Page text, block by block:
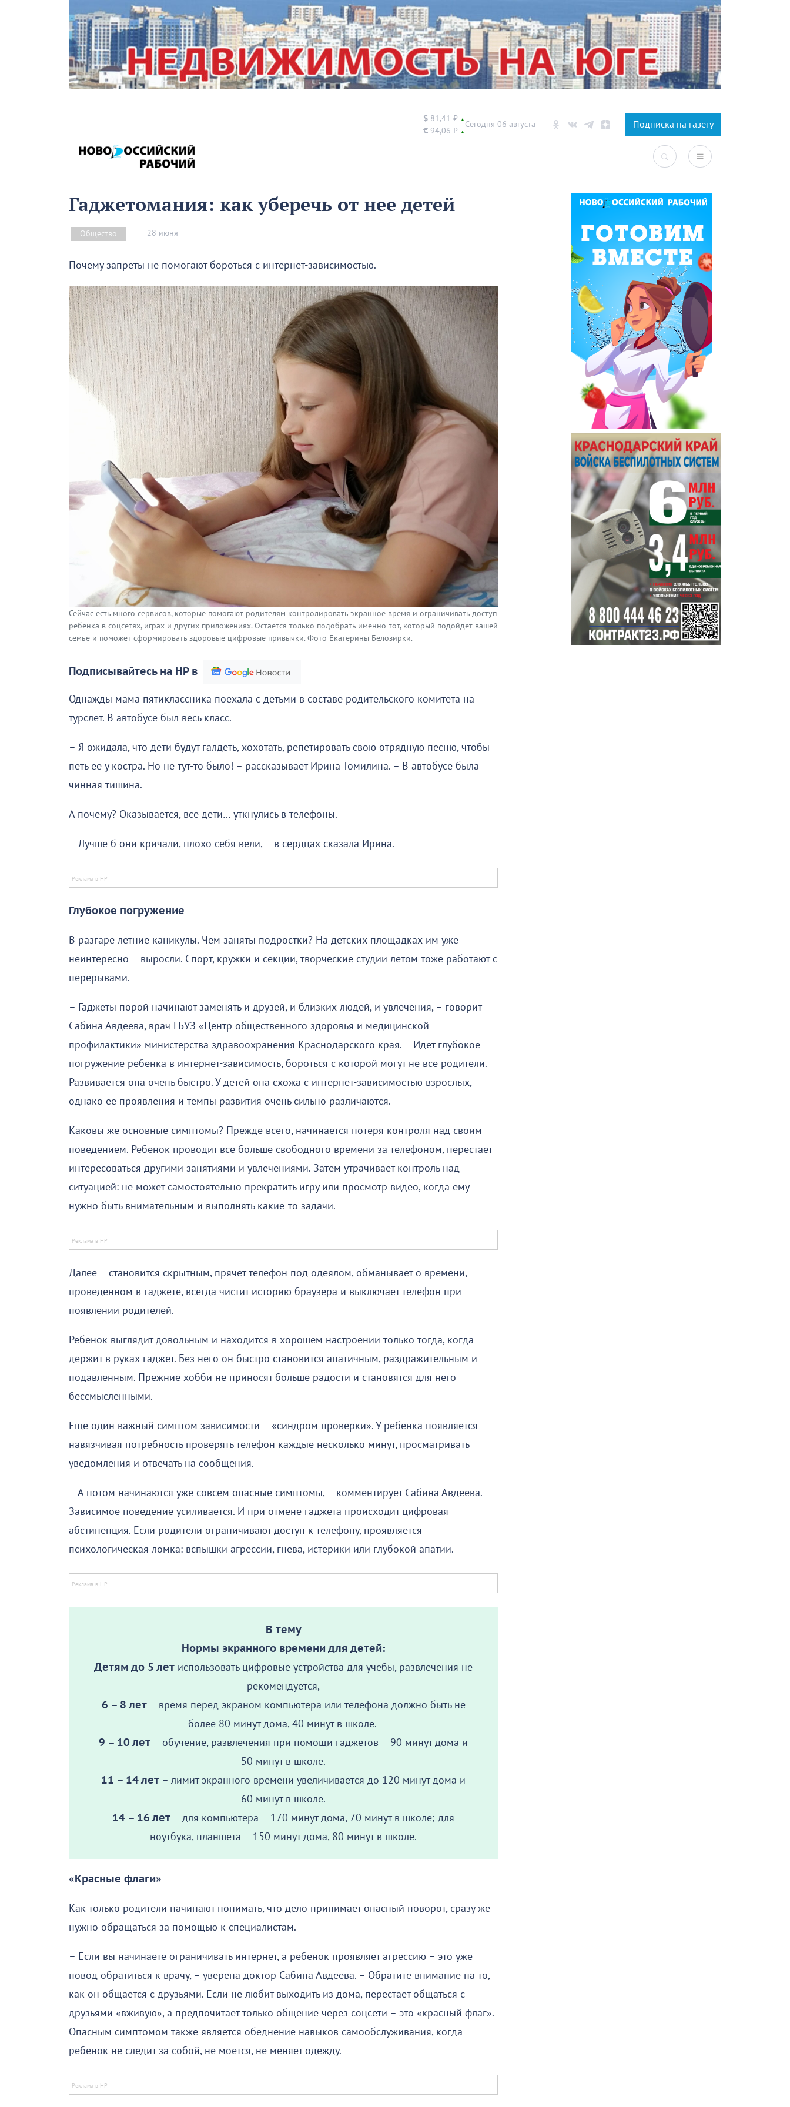
$ 81,41 ₽ ▲
€ 94,06 ₽ ▲
Сегодня 06 августа Подписка на газету
Гаджетомания: как уберечь от нее детей
Общество 28 июня
Почему запреты не помогают бороться с интернет-зависимостью.
Сейчас есть много сервисов, которые помогают родителям контролировать экранное время и ограничивать доступ
ребенка в соцсетях, играх и других приложениях. Остается только подобрать именно тот, который подойдет вашей
семье и поможет сформировать здоровые цифровые привычки. Фото Екатерины Белозирки.
Подписывайтесь на НР в
Однажды мама пятиклассника поехала с детьми в составе родительского комитета на
турслет. В автобусе был весь класс.
– Я ожидала, что дети будут галдеть, хохотать, репетировать свою отрядную песню, чтобы
петь ее у костра. Но не тут-то было! – рассказывает Ирина Томилина. – В автобусе была
чинная тишина.
А почему? Оказывается, все дети… уткнулись в телефоны.
– Лучше б они кричали, плохо себя вели, – в сердцах сказала Ирина.
Глубокое погружение
В разгаре летние каникулы. Чем заняты подростки? На детских площадках им уже
неинтересно – выросли. Спорт, кружки и секции, творческие студии летом тоже работают с
перерывами.
– Гаджеты порой начинают заменять и друзей, и близких людей, и увлечения, – говорит
Сабина Авдеева, врач ГБУЗ «Центр общественного здоровья и медицинской
профилактики» министерства здравоохранения Краснодарского края. – Идет глубокое
погружение ребенка в интернет-зависимость, бороться с которой могут не все родители.
Развивается она очень быстро. У детей она схожа с интернет-зависимостью взрослых,
однако ее проявления и темпы развития очень сильно различаются.
Каковы же основные симптомы? Прежде всего, начинается потеря контроля над своим
поведением. Ребенок проводит все больше свободного времени за телефоном, перестает
интересоваться другими занятиями и увлечениями. Затем утрачивает контроль над
ситуацией: не может самостоятельно прекратить игру или просмотр видео, когда ему
нужно быть внимательным и выполнять какие-то задачи.
Далее – становится скрытным, прячет телефон под одеялом, обманывает о времени,
проведенном в гаджете, всегда чистит историю браузера и выключает телефон при
появлении родителей.
Ребенок выглядит довольным и находится в хорошем настроении только тогда, когда
держит в руках гаджет. Без него он быстро становится апатичным, раздражительным и
подавленным. Прежние хобби не приносят больше радости и становятся для него
бессмысленными.
Еще один важный симптом зависимости – «синдром проверки». У ребенка появляется
навязчивая потребность проверять телефон каждые несколько минут, просматривать
уведомления и отвечать на сообщения.
– А потом начинаются уже совсем опасные симптомы, – комментирует Сабина Авдеева. –
Зависимое поведение усиливается. И при отмене гаджета происходит цифровая
абстиненция. Если родители ограничивают доступ к телефону, проявляется
психологическая ломка: вспышки агрессии, гнева, истерики или глубокой апатии.
В тему
Нормы экранного времени для детей:
Детям до 5 лет использовать цифровые устройства для учебы, развлечения не
рекомендуется,
6 – 8 лет – время перед экраном компьютера или телефона должно быть не
более 80 минут дома, 40 минут в школе.
9 – 10 лет – обучение, развлечения при помощи гаджетов – 90 минут дома и
50 минут в школе.
11 – 14 лет – лимит экранного времени увеличивается до 120 минут дома и
60 минут в школе.
14 – 16 лет – для компьютера – 170 минут дома, 70 минут в школе; для
ноутбука, планшета – 150 минут дома, 80 минут в школе.
«Красные флаги»
Как только родители начинают понимать, что дело принимает опасный поворот, сразу же
нужно обращаться за помощью к специалистам.
– Если вы начинаете ограничивать интернет, а ребенок проявляет агрессию – это уже
повод обратиться к врачу, – уверена доктор Сабина Авдеева. – Обратите внимание на то,
как он общается с друзьями. Если не любит выходить из дома, перестает общаться с
друзьями «вживую», а предпочитает только общение через соцсети – это «красный флаг».
Опасным симптомом также является обеднение навыков самообслуживания, когда
ребенок не следит за собой, не моется, не меняет одежду.